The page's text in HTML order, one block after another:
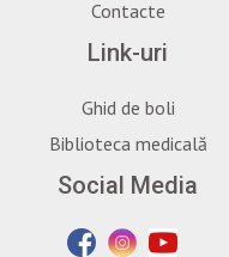
Contacte
Link-uri
Ghid de boli
Biblioteca medicală
Social Media